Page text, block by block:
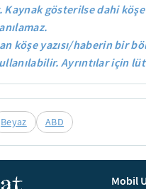
gösterilse dahi köşe
köşe yazısı/haberin bir
Ayrıntılar için
Beyaz ABD
Mobil